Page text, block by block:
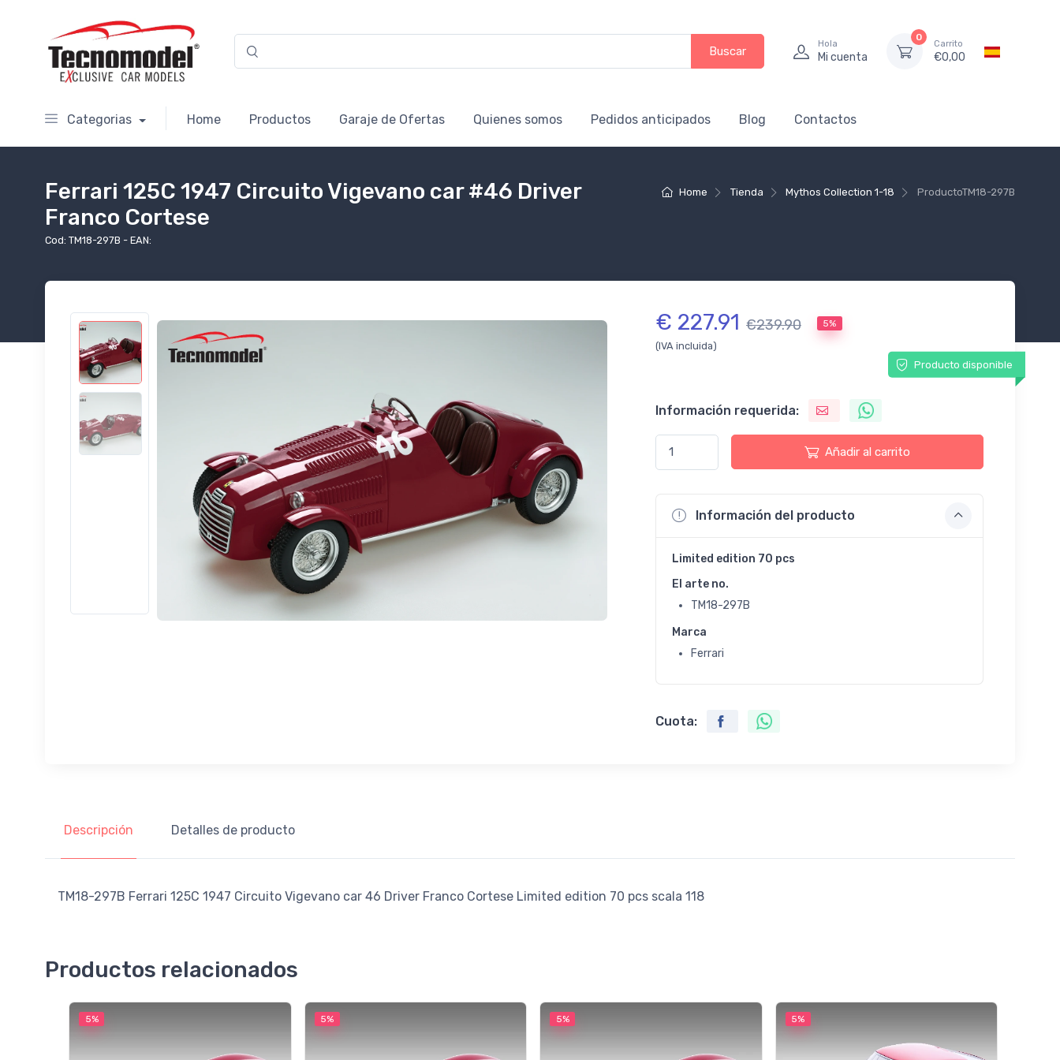
Buscar
Hola
Mi cuenta
0
Carrito
€0,00
Categorias Home Productos Garaje de Ofertas Quienes somos Pedidos anticipados Blog Contactos
Home Tienda Mythos Collection 1-18 ProductoTM18-297B
Ferrari 125C 1947 Circuito Vigevano car #46 Driver
Franco Cortese
Cod: TM18-297B - EAN:
€ 227.91 €239.90 5%
(IVA incluida)
Producto disponible
Información requerida:
Añadir al carrito
Información del producto
Limited edition 70 pcs
El arte no.
TM18-297B
Marca
Ferrari
Cuota:
Descripción Detalles de producto
TM18-297B Ferrari 125C 1947 Circuito Vigevano car 46 Driver Franco Cortese Limited edition 70 pcs scala 118
Productos relacionados
5% 5% 5% 5%